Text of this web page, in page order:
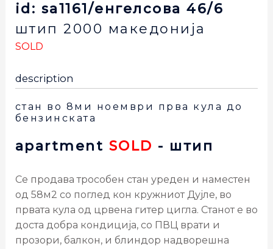
id: sa1161/енгелсова 46/6
штип 2000 македонија
SOLD
description
стан во 8ми ноември прва кула до
бензинската
apartment SOLD - штип
Се продава трособен стан уреден и наместен
од 58м2 со поглед кон кружниот Дујле, во
првата кула од црвена гитер цигла. Станот е во
доста добра кондиција, со ПВЦ врати и
прозори, балкон, и блиндор надворешна